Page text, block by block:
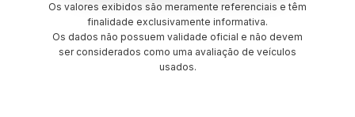
Os valores exibidos são meramente referenciais e têm
finalidade exclusivamente informativa.
Os dados não possuem validade oficial e não devem
ser considerados como uma avaliação de veículos
usados.